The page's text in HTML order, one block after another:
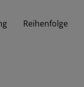
Reihenfolge